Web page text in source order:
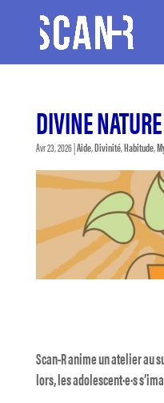
DIVINE NATURE
Avr 23, 2026|Aide,Divinité,Habitude,
Scan-R anime un atelier au
lors, les adolescent·e·s